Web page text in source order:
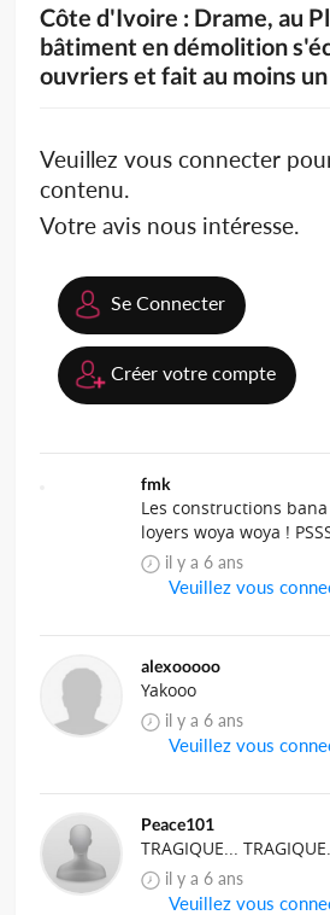
Côte d'Ivoire : Drame, au
bâtiment en démolition
ouvriers et fait au moins
Veuillez vous connecter
contenu.
Votre avis nous intéresse.
Se Connecter
Créer votre compte
fmk
Les constructions
loyers woya woya !
il y a 6 ans
Veuillez vous
alexooooo
Yakooo
il y a 6 ans
Veuillez vous
Peace101
TRAGIQUE...
il y a 6 ans
Veuillez vous